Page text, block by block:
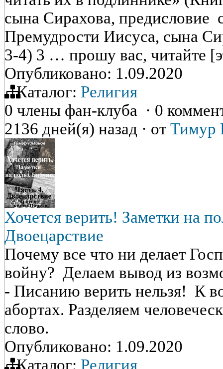
сына Сирахова,
Премудрости Иисуса, сына
3-4) 3 … прошу вас, читайте
Опубликовано: 1.09.2020
Каталог: Религия
0 члены фан-клуба · 0
2136 дней(я) назад · от Тимур
Хочется верить! Заметки на
Двоецарствие
Почему все что ни делает
войну? Делаем вывод из
- Писанию верить нельзя! К
абортах. Разделяем
слово.
Опубликовано: 1.09.2020
Каталог: Религия